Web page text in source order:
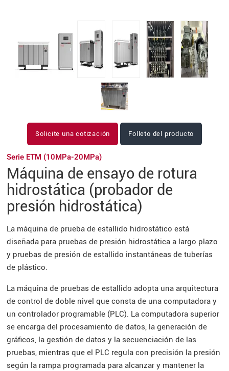
Solicite una cotización Folleto del producto
Serie ETM (10MPa-20MPa)
Máquina de ensayo de rotura
hidrostática (probador de
presión hidrostática)
La máquina de prueba de estallido hidrostático está
diseñada para pruebas de presión hidrostática a largo plazo
y pruebas de presión de estallido instantáneas de tuberías
de plástico.
La máquina de pruebas de estallido adopta una arquitectura
de control de doble nivel que consta de una computadora y
un controlador programable (PLC). La computadora superior
se encarga del procesamiento de datos, la generación de
gráficos, la gestión de datos y la secuenciación de las
pruebas, mientras que el PLC regula con precisión la presión
según la rampa programada para alcanzar y mantener la